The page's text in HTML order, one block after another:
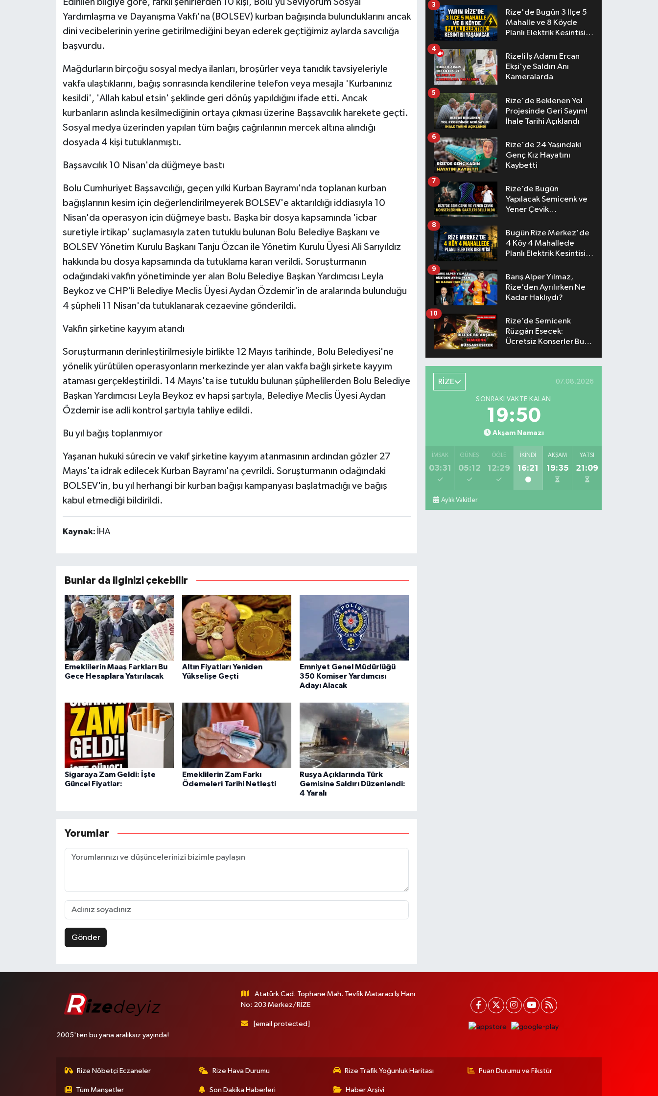
Edinilen bilgiye göre, farklı şehirlerden 10 kişi, Bolu'yu Seviyorum Sosyal
Yardımlaşma ve Dayanışma Vakfı'na (BOLSEV) kurban bağışında bulunduklarını ancak
dini vecibelerinin yerine getirilmediğini beyan ederek geçtiğimiz aylarda savcılığa
başvurdu.
Mağdurların birçoğu sosyal medya ilanları, broşürler veya tanıdık tavsiyeleriyle
vakfa ulaştıklarını, bağış sonrasında kendilerine telefon veya mesajla 'Kurbanınız
kesildi', 'Allah kabul etsin' şeklinde geri dönüş yapıldığını ifade etti. Ancak
kurbanların aslında kesilmediğinin ortaya çıkması üzerine Başsavcılık harekete geçti.
Sosyal medya üzerinden yapılan tüm bağış çağrılarının mercek altına alındığı
dosyada 4 kişi tutuklanmıştı.
Başsavcılık 10 Nisan'da düğmeye bastı
Bolu Cumhuriyet Başsavcılığı, geçen yılki Kurban Bayramı'nda toplanan kurban
bağışlarının kesim için değerlendirilmeyerek BOLSEV'e aktarıldığı iddiasıyla 10
Nisan'da operasyon için düğmeye bastı. Başka bir dosya kapsamında 'icbar
suretiyle irtikap' suçlamasıyla zaten tutuklu bulunan Bolu Belediye Başkanı ve
BOLSEV Yönetim Kurulu Başkanı Tanju Özcan ile Yönetim Kurulu Üyesi Ali Sarıyıldız
hakkında bu dosya kapsamında da tutuklama kararı verildi. Soruşturmanın
odağındaki vakfın yönetiminde yer alan Bolu Belediye Başkan Yardımcısı Leyla
Beykoz ve CHP'li Belediye Meclis Üyesi Aydan Özdemir'in de aralarında bulunduğu
4 şüpheli 11 Nisan'da tutuklanarak cezaevine gönderildi.
Vakfın şirketine kayyım atandı
Soruşturmanın derinleştirilmesiyle birlikte 12 Mayıs tarihinde, Bolu Belediyesi'ne
yönelik yürütülen operasyonların merkezinde yer alan vakfa bağlı şirkete kayyım
ataması gerçekleştirildi. 14 Mayıs'ta ise tutuklu bulunan şüphelilerden Bolu Belediye
Başkan Yardımcısı Leyla Beykoz ev hapsi şartıyla, Belediye Meclis Üyesi Aydan
Özdemir ise adli kontrol şartıyla tahliye edildi.
Bu yıl bağış toplanmıyor
Yaşanan hukuki sürecin ve vakıf şirketine kayyım atanmasının ardından gözler 27
Mayıs'ta idrak edilecek Kurban Bayramı'na çevrildi. Soruşturmanın odağındaki
BOLSEV'in, bu yıl herhangi bir kurban bağışı kampanyası başlatmadığı ve bağış
kabul etmediği bildirildi.
Kaynak: İHA
Bunlar da ilginizi çekebilir
Emeklilerin Maaş Farkları Bu
Gece Hesaplara Yatırılacak
Altın Fiyatları Yeniden
Yükselişe Geçti
Emniyet Genel Müdürlüğü
350 Komiser Yardımcısı
Adayı Alacak
Sigaraya Zam Geldi: İşte
Güncel Fiyatlar:
Emeklilerin Zam Farkı
Ödemeleri Tarihi Netleşti
Rusya Açıklarında Türk
Gemisine Saldırı Düzenlendi:
4 Yaralı
Yorumlar
Gönder
Rize'de Bugün 3 İlçe 5
Mahalle ve 8 Köyde
Planlı Elektrik Kesintisi
3
Rizeli İş Adamı Ercan
Ekşi'ye Saldırı Anı
Kameralarda
4
Rize'de Beklenen Yol
Projesinde Geri Sayım!
İhale Tarihi Açıklandı
5
Rize'de 24 Yaşındaki
Genç Kız Hayatını
Kaybetti
6
Rize’de Bugün
Yapılacak Semicenk ve
Yener Çevik
Belli Oldu
7
Bugün Rize Merkez'de
4 Köy 4 Mahallede
Planlı Elektrik Kesintisi
8
Barış Alper Yılmaz,
Rize’den Ayrılırken Ne
Kadar Haklıydı?
9
Rize’de Semicenk
Rüzgârı Esecek:
Ücretsiz Konserler Bu
10
RİZE 07.08.2026
SONRAKI VAKTE KALAN
19:49
Akşam Namazı
İMSAK
03:31
GÜNEŞ
05:12
ÖĞLE
12:29
İKINDI
16:21
AKŞAM
19:35
YATSI
21:09
Aylık Vakitler
2005'ten bu yana aralıksız yayında!
Atatürk Cad. Tophane Mah. Tevfik Mataracı İş Hanı
No: 203 Merkez/RİZE
[email protected]
Rize Nöbetçi Eczaneler Rize Hava Durumu Rize Trafik Yoğunluk Haritası Puan Durumu ve Fikstür
Tüm Manşetler Son Dakika Haberleri Haber Arşivi